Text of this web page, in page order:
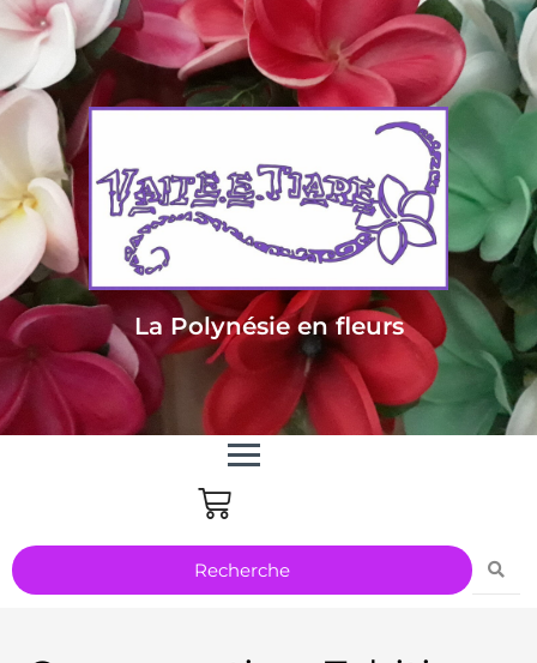
Livraison sous 24/48h en Métropole - Frais de livraison offert dès 85
euros d'achat en Métropole, dès 150 euros pour le reste du monde
La Polynésie en fleurs